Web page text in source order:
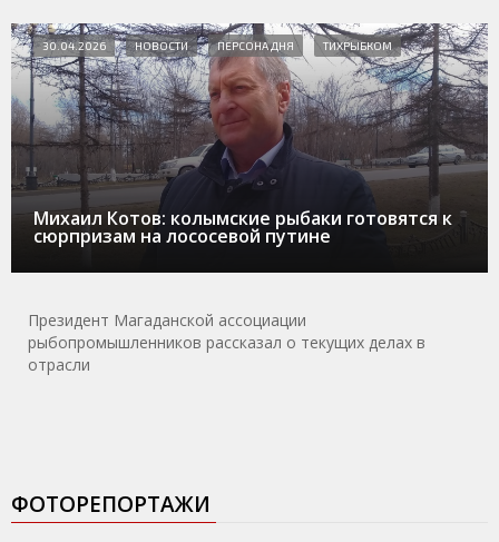
Михаил Котов: колымские рыбаки готовятся к
сюрпризам на лососевой путине
30.04.2026 НОВОСТИ ПЕРСОНА ДНЯ ТИХРЫБКОМ
Президент Магаданской ассоциации
рыбопромышленников рассказал о текущих делах в
отрасли
ФОТОРЕПОРТАЖИ